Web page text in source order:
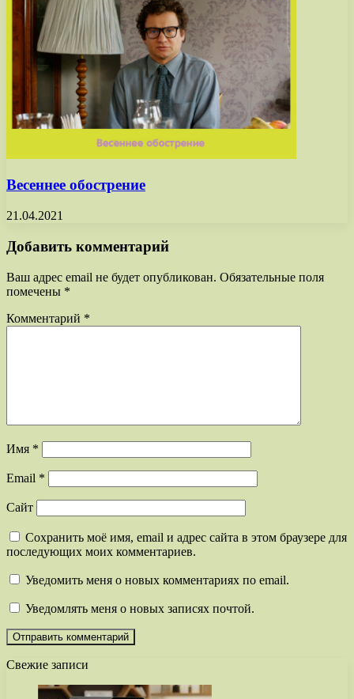
Весеннее обострение
21.04.2021
Добавить комментарий
Ваш адрес email не будет опубликован. Обязательные поля
помечены *
Комментарий *
Имя *
Email *
Сайт
Сохранить моё имя, email и адрес сайта в этом браузере для
последующих моих комментариев.
Уведомить меня о новых комментариях по email.
Уведомлять меня о новых записях почтой.
Свежие записи